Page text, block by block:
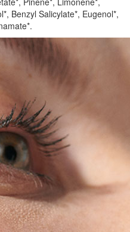
Benzyl Salicylate*, Eugenol*,